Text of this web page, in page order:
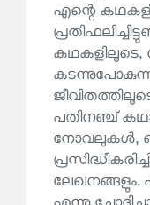
എന്റെ
പതിനഞ്ച്
നോവലുകൾ,